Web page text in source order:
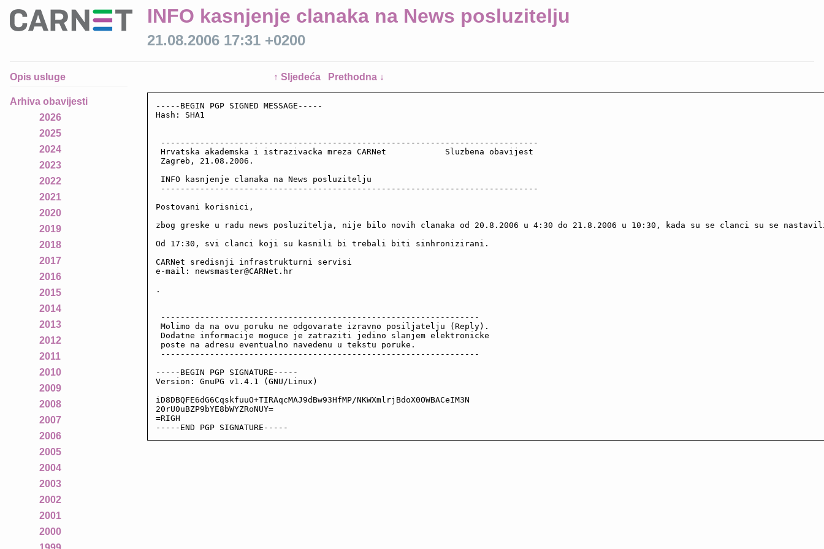
INFO kasnjenje clanaka na News posluzitelju
21.08.2006 17:31 +0200
Opis usluge
Arhiva obavijesti
2026
2025
2024
2023
2022
2021
2020
2019
2018
2017
2016
2015
2014
2013
2012
2011
2010
2009
2008
2007
2006
2005
2004
2003
2002
2001
2000
↑ Sljedeća Prethodna ↓
-----BEGIN PGP SIGNED MESSAGE-----
Hash: SHA1
-----------------------------------------------------------------------------
Hrvatska akademska i istrazivacka mreza CARNet            Sluzbena obavijest
Zagreb, 21.08.2006.
INFO kasnjenje clanaka na News posluzitelju
-----------------------------------------------------------------------------
Postovani korisnici,
zbog greske u radu news posluzitelja, nije bilo novih clanaka od 20.8.2006 u 4:30 do 21.8.2006 u 10:30, kada su se clanci su se
Od 17:30, svi clanci koji su kasnili bi trebali biti sinhronizirani.
CARNet sredisnji infrastrukturni servisi
e-mail: newsmaster@CARNet.hr
.
-----------------------------------------------------------------
Molimo da na ovu poruku ne odgovarate izravno posiljatelju (Reply).
Dodatne informacije moguce je zatraziti jedino slanjem elektronicke
poste na adresu eventualno navedenu u tekstu poruke.
-----------------------------------------------------------------
-----BEGIN PGP SIGNATURE-----
Version: GnuPG v1.4.1 (GNU/Linux)
iD8DBQFE6dG6CqskfuuO+TIRAqcMAJ9dBw93HfMP/NKWXmlrjBdoX0OWBACeIM3N
20rU0uBZP9bYE8bWYZRoNUY=
=RIGH
-----END PGP SIGNATURE-----